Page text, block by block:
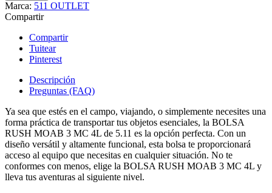
Marca: 511 OUTLET
Compartir
Compartir
Tuitear
Pinterest
Descripción
Preguntas (FAQ)
Ya sea que estés en el campo, viajando, o simplemente necesites una
forma práctica de transportar tus objetos esenciales, la BOLSA
RUSH MOAB 3 MC 4L de 5.11 es la opción perfecta. Con un
diseño versátil y altamente funcional, esta bolsa te proporcionará
acceso al equipo que necesitas en cualquier situación. No te
conformes con menos, elige la BOLSA RUSH MOAB 3 MC 4L y
lleva tus aventuras al siguiente nivel.